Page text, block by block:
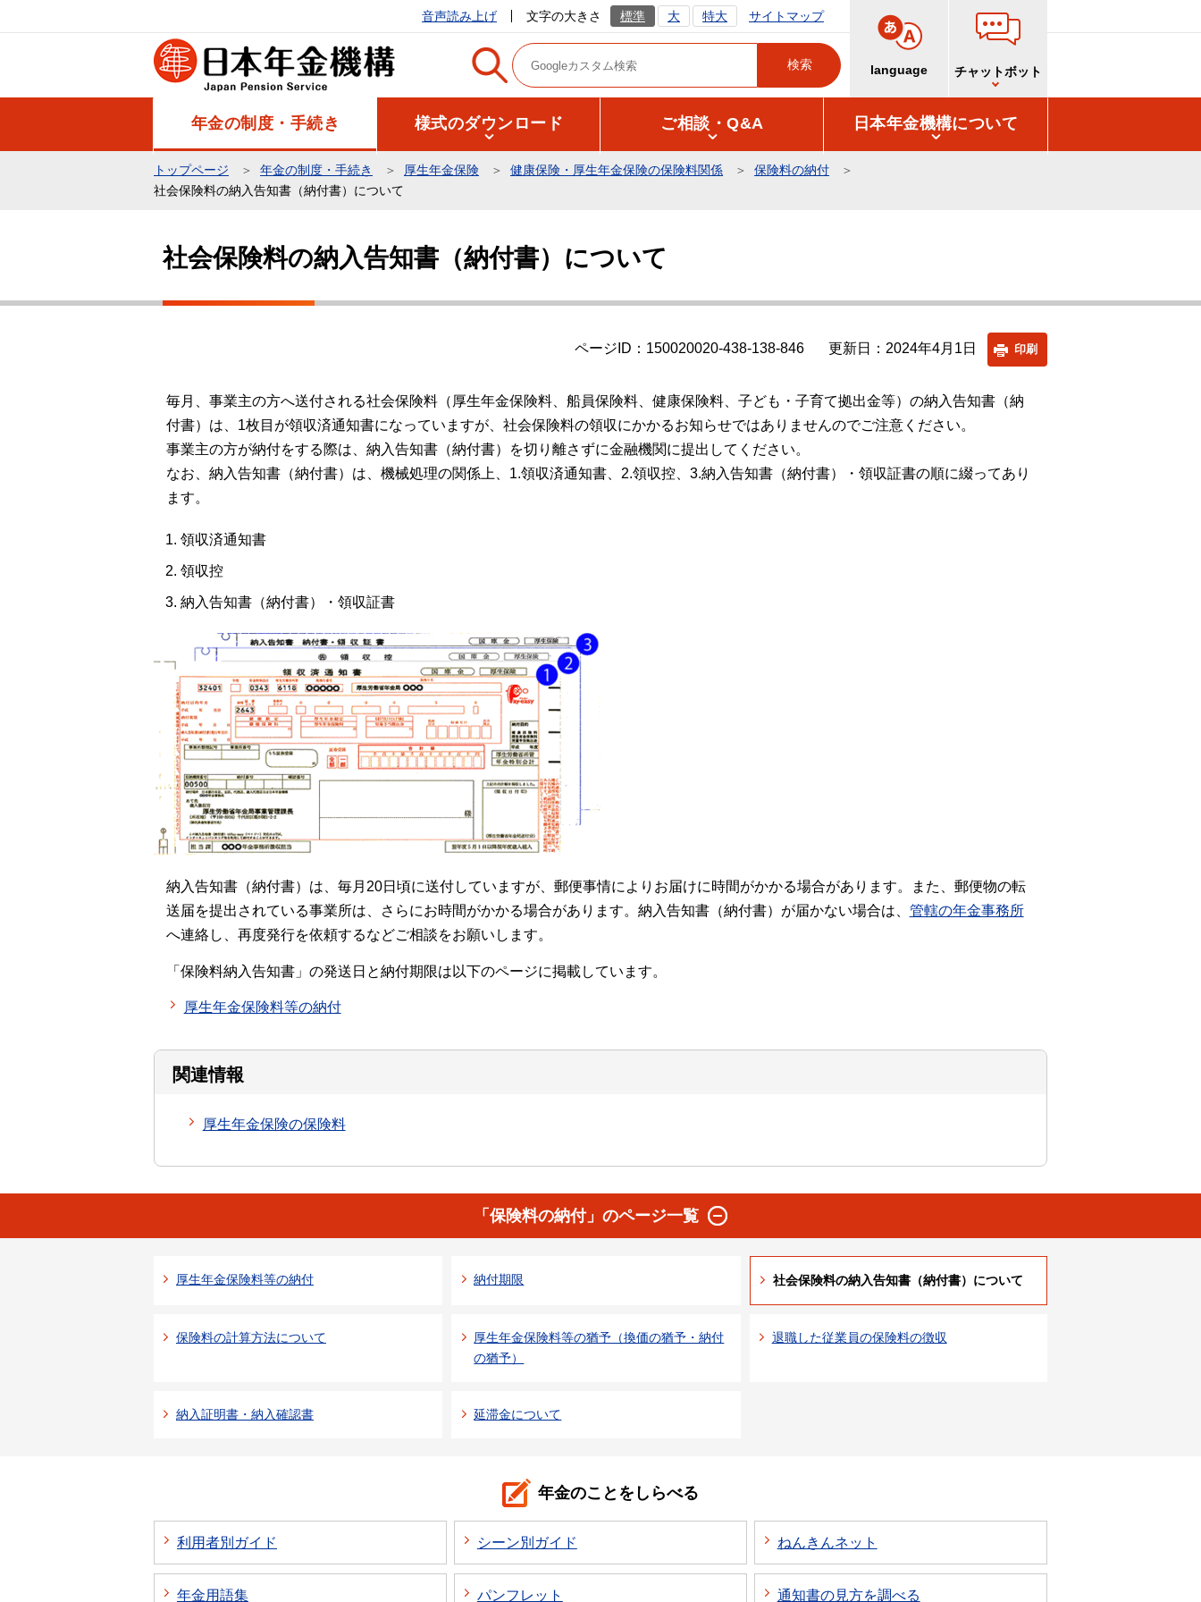
の
音声読み上げ 文字の大きさ 標準 大 特大 サイトマップ
language チャットボット
年金の制度・手続き 様式のダウンロード ご相談・Q&A 日本年金機構について
トップページ 年金の制度・手続き 厚生年金保険 健康保険・厚生年金保険の保険料関係
保険料の納付
社会保険料の納入告知書（納付書）について
社会保険料の納入告知書（納付書）について
ページID：150020020-438-138-846 更新日：2024年4月1日 印刷
毎月、事業主の方へ送付される社会保険料（厚生年金保険料、船員保険料、健康保険料、子ども・子育て拠出金等）の納入告知書（納
付書）は、1枚目が領収済通知書になっていますが、社会保険料の領収にかかるお知らせではありませんのでご注意ください。
事業主の方が納付をする際は、納入告知書（納付書）を切り離さずに金融機関に提出してください。
なお、納入告知書（納付書）は、機械処理の関係上、1.領収済通知書、2.領収控、3.納入告知書（納付書）・領収証書の順に綴ってあり
ます。
領収済通知書
領収控
納入告知書（納付書）・領収証書
納入告知書（納付書）は、毎月20日頃に送付していますが、郵便事情によりお届けに時間がかかる場合があります。また、郵便物の転
送届を提出されている事業所は、さらにお時間がかかる場合があります。納入告知書（納付書）が届かない場合は、 管轄の年金事務所
へ連絡し、再度発行を依頼するなどご相談をお願いします。
「保険料納入告知書」の発送日と納付期限は以下のページに掲載しています。
厚生年金保険料等の納付
関連情報
厚生年金保険の保険料
「保険料の納付」のページ一覧
厚生年金保険料等の納付 納付期限 社会保険料の納入告知書（納付書）について
保険料の計算方法について
厚生年金保険料等の猶予（換価の猶予・納付
の猶予）
退職した従業員の保険料の徴収
納入証明書・納入確認書 延滞金について
年金のことをしらべる
利用者別ガイド シーン別ガイド ねんきんネット
年金用語集 パンフレット 通知書の見方を調べる